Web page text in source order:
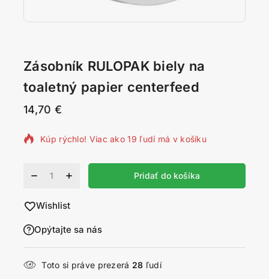
Zásobník RULOPAK biely na
toaletný papier centerfeed
14,70 €
15 produktov predaných za posledných 8 hodín
Kúp rýchlo! Viac ako 19 ľudí má v košíku
Pridať do košíka
Wishlist
Opýtajte sa nás
Toto si práve prezerá 28 ľudí